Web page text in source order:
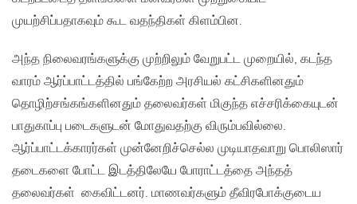
முயற்சிப்பதாகவும் கூட வதந்திகள் கிளம்பின.
அந்த நிலைவரங்களுக்கு முற்றிலும் வேறுபட்ட முறையில், கடந்த
வாரம் ஆர்ப்பாட்டத்தில் பங்கேற்ற அரசியல் கட்சிகளினதும்
தொழிற்சங்கங்களினதும் தலைவர்கள் மிகுந்த எச்சரிக்கையுடன்
பாதுகாப்பு படைகளுடன் மோதுவதற்கு விரும்பவில்லை.
ஆர்ப்பாட்டக்காரர்கள் முன்னேறிச்செல்ல முடியாதவாறு பொலிஸார்
தடைகளை போட்ட இடத்திலேயே போராட்டத்தை அந்தத்
தலைவர்கள் கைவிட்டனர். மாணவர்களும் தீவிரபோக்குடைய